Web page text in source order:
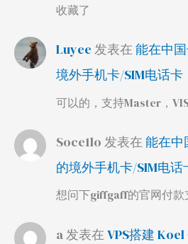
收藏了
Luyee 发表在能在中
境外手机卡/SIM电话卡
可以的，支持Master，
Soce1lo 发表在 能在中
的境外手机卡/SIM电话
想问下giffgaff的官网付
a发表在 VPS搭建